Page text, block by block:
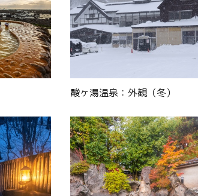
酸ヶ湯温泉：外観（冬）